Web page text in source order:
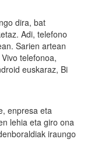
dira, bat
Adi, telefono
Sarien artean
telefonoa,
euskaraz, Bi
enpresa eta
lehia eta giro ona
iraungo